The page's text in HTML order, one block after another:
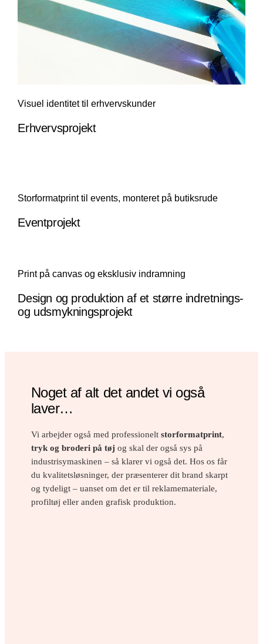
Visuel identitet til erhvervskunder
Erhvervsprojekt
Storformatprint til events, monteret på butiksrude
Eventprojekt
Print på canvas og eksklusiv indramning
Design og produktion af et større indretnings-
og udsmykningsprojekt
Noget af alt det andet vi også
laver…
Vi arbejder også med professionelt storformatprint,
tryk og broderi på tøj og skal der også sys på
industrisymaskinen – så klarer vi også det. Hos os får
du kvalitetsløsninger, der præsenterer dit brand skarpt
og tydeligt – uanset om det er til reklamemateriale,
profiltøj eller anden grafisk produktion.